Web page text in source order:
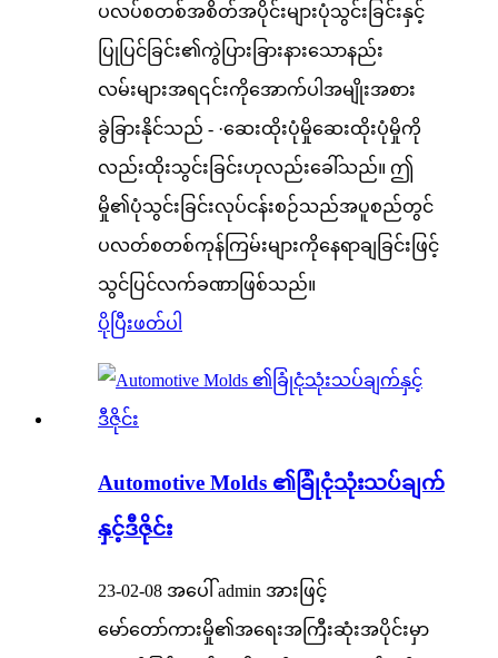
ပလပ်စတစ်အစိတ်အပိုင်းများပုံသွင်းခြင်းနှင့်
ပြုပြင်ခြင်း၏ကွဲပြားခြားနားသောနည်း
လမ်းများအရ၎င်းကိုအောက်ပါအမျိုးအစား
ခွဲခြားနိုင်သည် - ·ဆေးထိုးပုံမှိုဆေးထိုးပုံမှိုကို
လည်းထိုးသွင်းခြင်းဟုလည်းခေါ်သည်။ ဤ
မှို၏ပုံသွင်းခြင်းလုပ်ငန်းစဉ်သည်အပူစည်တွင်
ပလတ်စတစ်ကုန်ကြမ်းများကိုနေရာချခြင်းဖြင့်
သွင်ပြင်လက်ခဏာဖြစ်သည်။
ပိုပြီးဖတ်ပါ
Automotive Molds ၏ခြုံငုံသုံးသပ်ချက်
နှင့်ဒီဇိုင်း
23-02-08 အပေါ် admin အားဖြင့်
မော်တော်ကားမှို၏အရေးအကြီးဆုံးအပိုင်းမှာ